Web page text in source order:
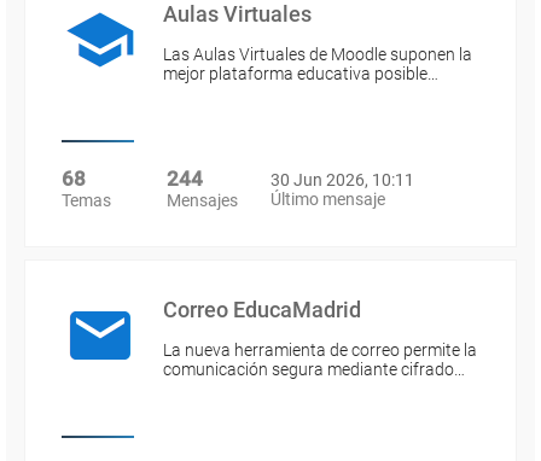
Aulas Virtuales
Las Aulas Virtuales de Moodle suponen la
mejor plataforma educativa posible…
68
Temas
244
Mensajes
30 Jun 2026, 10:11
Último mensaje
Correo EducaMadrid
La nueva herramienta de correo permite la
comunicación segura mediante cifrado…